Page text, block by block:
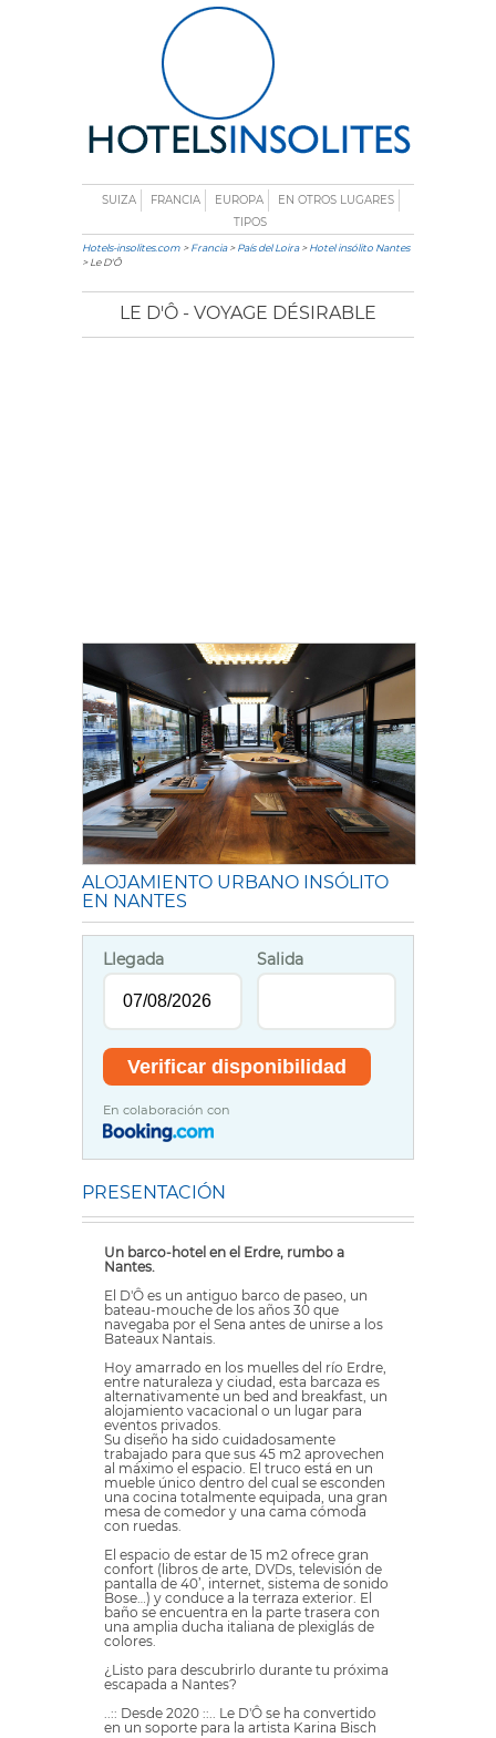
SUIZA FRANCIA EUROPA
EN OTROS LUGARES
TIPOS
Hotels-insolites.com >Francia>País del Loira>Hotel insólito Nantes
> Le D'Ô
LE D'Ô - VOYAGE DÉSIRABLE
ALOJAMIENTO URBANO INSÓLITO
EN NANTES
Llegada Salida
En colaboración con
PRESENTACIÓN
Un barco-hotel en el Erdre, rumbo a
Nantes.
El D'Ô es un antiguo barco de paseo, un
bateau-mouche de los años 30 que
navegaba por el Sena antes de unirse a los
Bateaux Nantais.
Hoy amarrado en los muelles del río Erdre,
entre naturaleza y ciudad, esta barcaza es
alternativamente un bed and breakfast, un
alojamiento vacacional o un lugar para
eventos privados.
Su diseño ha sido cuidadosamente
trabajado para que sus 45 m2 aprovechen
al máximo el espacio. El truco está en un
mueble único dentro del cual se esconden
una cocina totalmente equipada, una gran
mesa de comedor y una cama cómoda
con ruedas.
El espacio de estar de 15 m2 ofrece gran
confort (libros de arte, DVDs, televisión de
pantalla de 40’, internet, sistema de sonido
Bose…) y conduce a la terraza exterior. El
baño se encuentra en la parte trasera con
una amplia ducha italiana de plexiglás de
colores.
¿Listo para descubrirlo durante tu próxima
escapada a Nantes?
..:: Desde 2020 ::.. Le D'Ô se ha convertido
en un soporte para la artista Karina Bisch